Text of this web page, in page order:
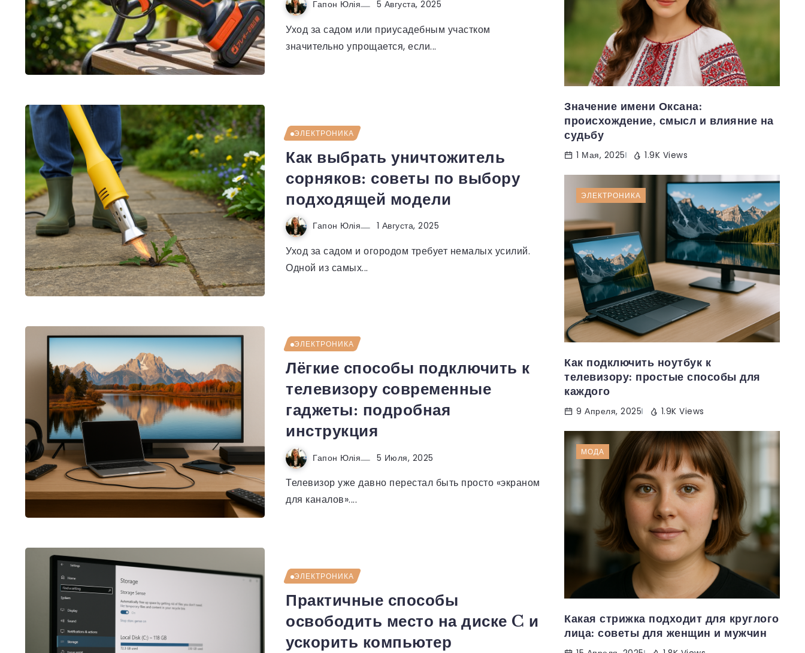
Гапон Юлія 5 Августа, 2025
Уход за садом или приусадебным участком
значительно упрощается, если...
ЭЛЕКТРОНИКА
Как выбрать уничтожитель
сорняков: советы по выбору
подходящей модели
Гапон Юлія 1 Августа, 2025
Уход за садом и огородом требует немалых усилий.
Одной из самых...
ЭЛЕКТРОНИКА
Лёгкие способы подключить к
телевизору современные
гаджеты: подробная
инструкция
Гапон Юлія 5 Июля, 2025
Телевизор уже давно перестал быть просто «экраном
для каналов»....
ЭЛЕКТРОНИКА
Практичные способы
освободить место на диске C и
ускорить компьютер
Значение имени Оксана:
происхождение, смысл и влияние на
судьбу
1 Мая, 2025 1.9K Views
ЭЛЕКТРОНИКА
Как подключить ноутбук к
телевизору: простые способы для
каждого
9 Апреля, 2025 1.9K Views
МОДА
Какая стрижка подходит для круглого
лица: советы для женщин и мужчин